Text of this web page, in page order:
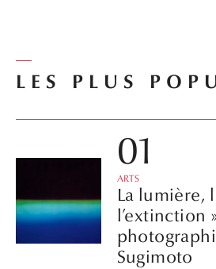
LES PLUS
ARTS
La lumière,
l’extinction
Sugimoto